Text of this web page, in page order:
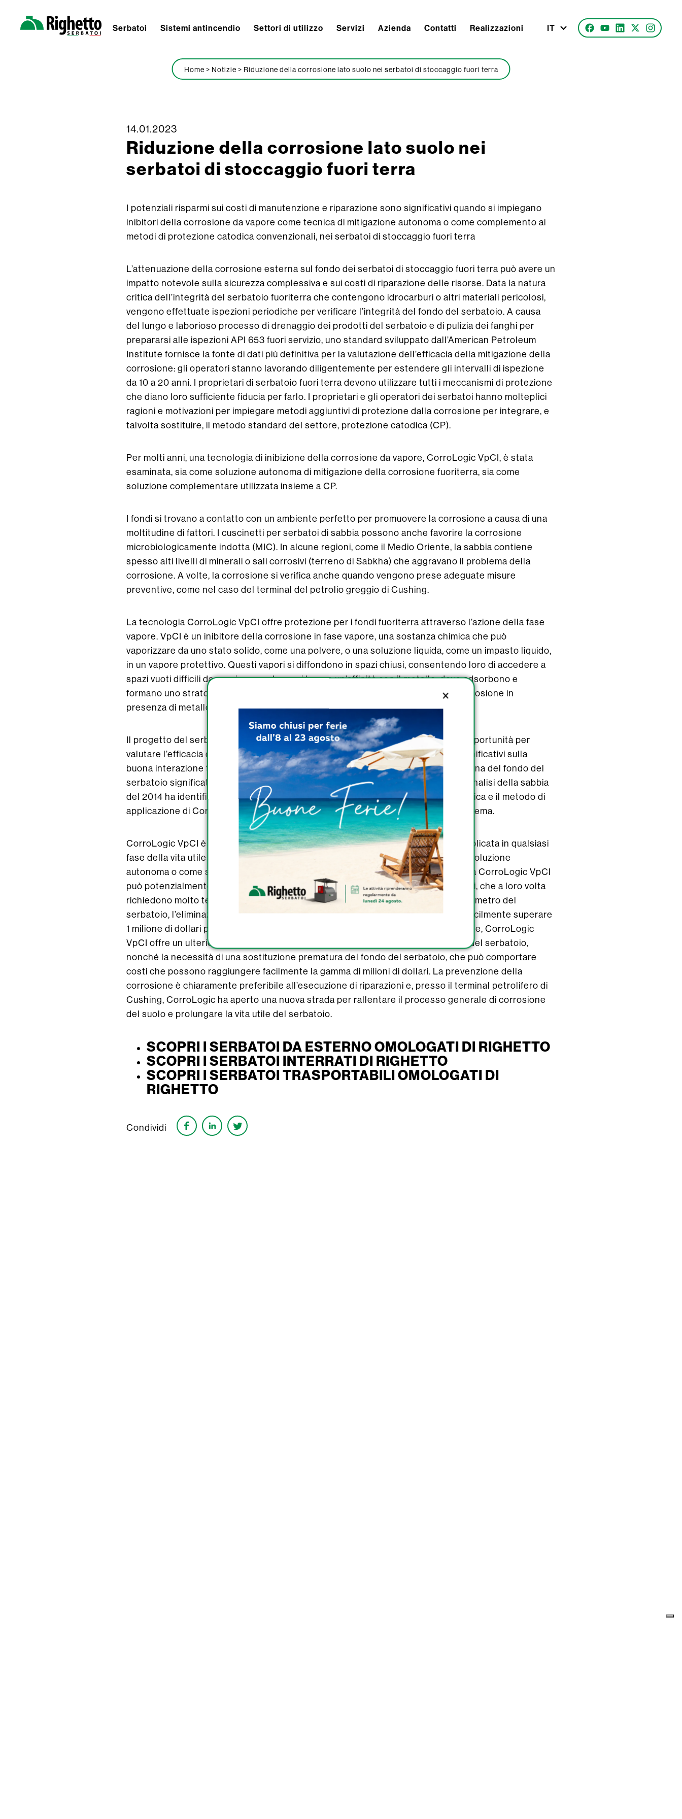
Righetto
Serbatoi Sistemi antincendio Settori di utilizzo Servizi Azienda Contatti Realizzazioni IT
Home > Notizie > Riduzione della corrosione lato suolo nei serbatoi di stoccaggio fuori terra
14.01.2023
Riduzione della corrosione lato suolo nei
serbatoi di stoccaggio fuori terra
I potenziali risparmi sui costi di manutenzione e riparazione sono significativi quando si impiegano
inibitori della corrosione da vapore come tecnica di mitigazione autonoma o come complemento ai
metodi di protezione catodica convenzionali, nei serbatoi di stoccaggio fuori terra
L’attenuazione della corrosione esterna sul fondo dei serbatoi di stoccaggio fuori terra può avere un
impatto notevole sulla sicurezza complessiva e sui costi di riparazione delle risorse. Data la natura
critica dell’integrità del serbatoio fuoriterra che contengono idrocarburi o altri materiali pericolosi,
vengono effettuate ispezioni periodiche per verificare l’integrità del fondo del serbatoio. A causa
del lungo e laborioso processo di drenaggio dei prodotti del serbatoio e di pulizia dei fanghi per
prepararsi alle ispezioni API 653 fuori servizio, uno standard sviluppato dall’American Petroleum
Institute fornisce la fonte di dati più definitiva per la valutazione dell’efficacia della mitigazione della
corrosione: gli operatori stanno lavorando diligentemente per estendere gli intervalli di ispezione
da 10 a 20 anni. I proprietari di serbatoio fuori terra devono utilizzare tutti i meccanismi di protezione
che diano loro sufficiente fiducia per farlo. I proprietari e gli operatori dei serbatoi hanno molteplici
ragioni e motivazioni per impiegare metodi aggiuntivi di protezione dalla corrosione per integrare, e
talvolta sostituire, il metodo standard del settore, protezione catodica (CP).
Per molti anni, una tecnologia di inibizione della corrosione da vapore, CorroLogic VpCI, è stata
esaminata, sia come soluzione autonoma di mitigazione della corrosione fuoriterra, sia come
soluzione complementare utilizzata insieme a CP.
I fondi si trovano a contatto con un ambiente perfetto per promuovere la corrosione a causa di una
moltitudine di fattori. I cuscinetti per serbatoi di sabbia possono anche favorire la corrosione
microbiologicamente indotta (MIC). In alcune regioni, come il Medio Oriente, la sabbia contiene
spesso alti livelli di minerali o sali corrosivi (terreno di Sabkha) che aggravano il problema della
corrosione. A volte, la corrosione si verifica anche quando vengono prese adeguate misure
preventive, come nel caso del terminal del petrolio greggio di Cushing.
La tecnologia CorroLogic VpCI offre protezione per i fondi fuoriterra attraverso l’azione della fase
vapore. VpCI è un inibitore della corrosione in fase vapore, una sostanza chimica che può
vaporizzare da uno stato solido, come una polvere, o una soluzione liquida, come un impasto liquido,
in un vapore protettivo. Questi vapori si diffondono in spazi chiusi, consentendo loro di accedere a
spazi vuoti difficili da raggiungere. I vapori hanno un’affinità con il metallo, dove adsorbono e
formano uno strato molecolare protettivo che inibisce la naturale reazione di corrosione in
presenza di metallo, ossigeno e un elettrolita o altri corrosivi.
Il progetto del serbatoio terminale di Cushing ha rappresentato un’eccellente opportunità per
valutare l’efficacia di CorroLogic VpCI. Questo progetto ha anche fornito dati significativi sulla
buona interazione tra VpCI e CP, con un risultato complessivo di corrosione esterna del fondo del
serbatoio significativamente inferiore. Un’ulteriore osservazione è che, poiché l’analisi della sabbia
del 2014 ha identificato la possibilità di MIC, è ragionevole presumere che la chimica e il metodo di
applicazione di CorroLogic VpCI abbiano avuto un ruolo nel mitigare questo problema.
CorroLogic VpCI è una tecnologia relativamente non invasiva che può essere applicata in qualsiasi
fase della vita utile di un serbatoio per fornire protezione dalla corrosione come soluzione
autonoma o come supplemento alla CP. Se applicata correttamente, la tecnologia CorroLogic VpCI
può potenzialmente ridurre la frequenza delle riparazioni e persino delle ispezioni, che a loro volta
richiedono molto tempo e sono costose (sebbene i costi varino a seconda del diametro del
serbatoio, l’eliminazione dei fanghi di petrolio greggio per la sola ispezione può facilmente superare
1 milione di dollari per serbatoi più grandi serbatoi di stoccaggio del greggio). Infine, CorroLogic
VpCI offre un ulteriore mezzo per evitare il pericolo di perdite e guasti del fondo del serbatoio,
nonché la necessità di una sostituzione prematura del fondo del serbatoio, che può comportare
costi che possono raggiungere facilmente la gamma di milioni di dollari. La prevenzione della
corrosione è chiaramente preferibile all’esecuzione di riparazioni e, presso il terminal petrolifero di
Cushing, CorroLogic ha aperto una nuova strada per rallentare il processo generale di corrosione
del suolo e prolungare la vita utile del serbatoio.
SCOPRI I SERBATOI DA ESTERNO OMOLOGATI DI RIGHETTO
SCOPRI I SERBATOI INTERRATI DI RIGHETTO
SCOPRI I SERBATOI TRASPORTABILI OMOLOGATI DI
RIGHETTO
Condividi